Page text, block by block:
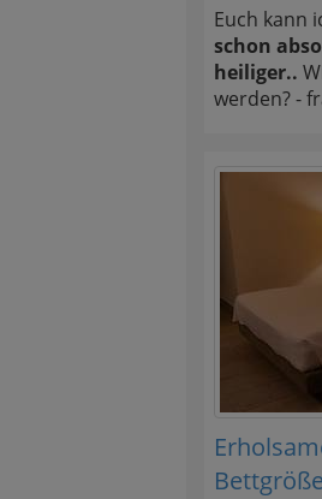
Euch kann
schon
heiliger..
werden? -